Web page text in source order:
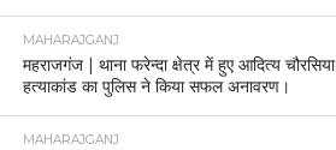
MAHARAJGANJ
महराजगंज | थाना फरेन्दा क्षेत्र में हुए आदित्य चौरसिया
हत्याकांड का पुलिस ने किया सफल अनावरण।
MAHARAJGANJ